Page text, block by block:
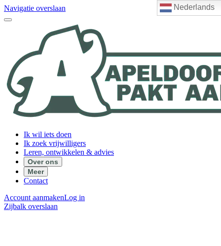
Nederlands
Navigatie overslaan
Ik wil iets doen
Ik zoek vrijwilligers
Leren, ontwikkelen & advies
Over ons
Meer
Contact
Account aanmakenLog in
Zijbalk overslaan